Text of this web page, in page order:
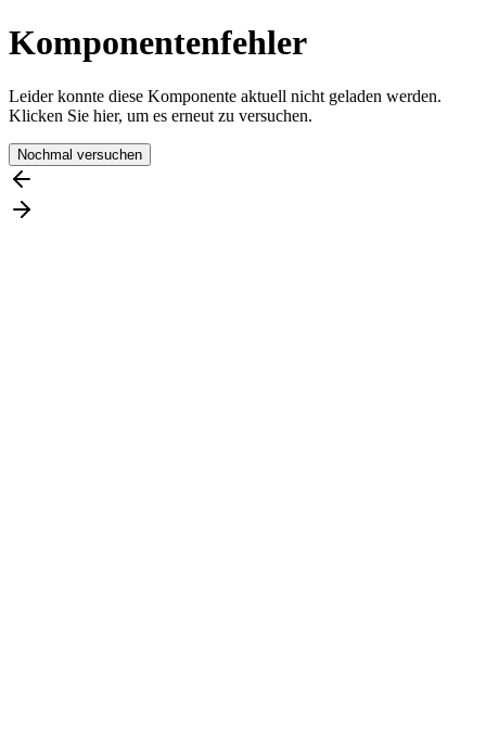
Komponentenfehler
Leider konnte diese Komponente aktuell nicht geladen werden.
Klicken Sie hier, um es erneut zu versuchen.
Nochmal versuchen